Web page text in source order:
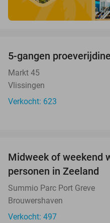
5-gangen
Markt 45
Vlissingen
Verkocht: 623
Midweek of weekend
personen in Zeeland
Summio Parc Port Greve
Brouwershaven
Verkocht: 497